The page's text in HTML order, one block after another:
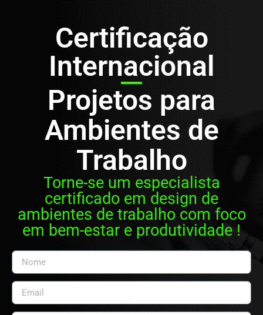
Certificação
Internacional
Projetos para
Ambientes de
Trabalho
Torne-se um especialista
certificado em design de
ambientes de trabalho com foco
em bem-estar e produtividade !